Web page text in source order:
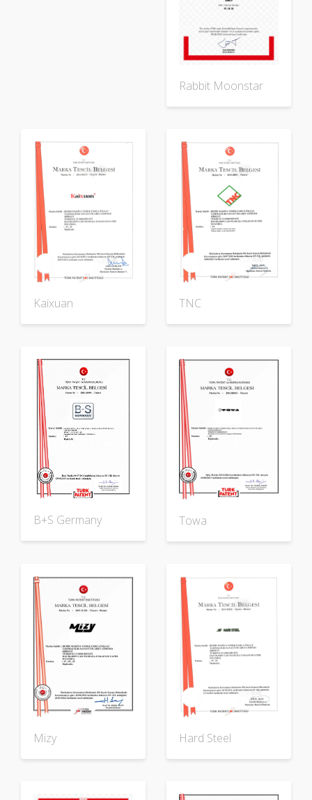
Rabbit Moonstar
Kaixuan TNC
B+S Germany Towa
Mizy Hard Steel